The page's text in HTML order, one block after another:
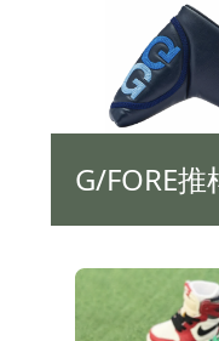
G/FORE